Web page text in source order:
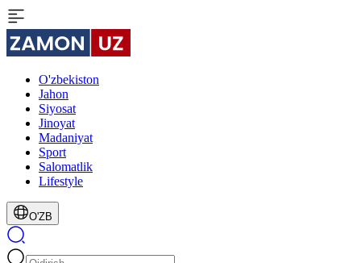
O'zbekiston
Jahon
Siyosat
Jinoyat
Madaniyat
Sport
Salomatlik
Lifestyle
O'ZB